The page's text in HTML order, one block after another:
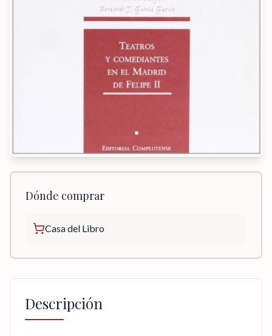
Dónde comprar
Casa del Libro
Descripción